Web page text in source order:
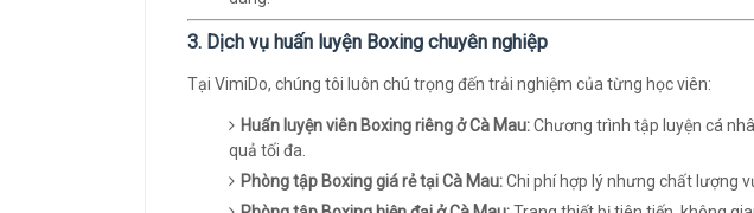
3. Dịch vụ huấn luyện Boxing chuyên nghiệp
Tại VimiDo, chúng tôi luôn chú trọng đến trải nghiệm của từng học viên:
Huấn luyện viên Boxing riêng ở Cà Mau:Chương trình tập luyện cá
quả tối đa.
Phòng tập Boxing giá rẻ tại Cà Mau:Chi phí hợp lý nhưng chất lượng